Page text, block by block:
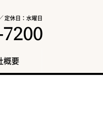
定休日：水曜日
概要